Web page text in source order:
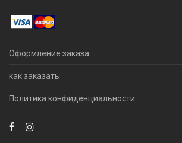
Оформление заказа
как заказать
Политика конфиденциальности